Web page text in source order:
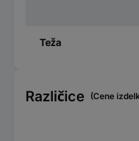
Teža
Različice (Cene